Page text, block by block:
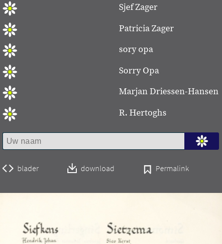
Sjef Zager
Patricia Zager
sory opa
Sorry Opa
Marjan Driessen-Hansen
R. Hertoghs
blader download Permalink